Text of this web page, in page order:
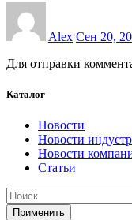
Alex Сен 20,
Для отправки
Каталог
Новости
Новости
Новости
Статьи
Применить